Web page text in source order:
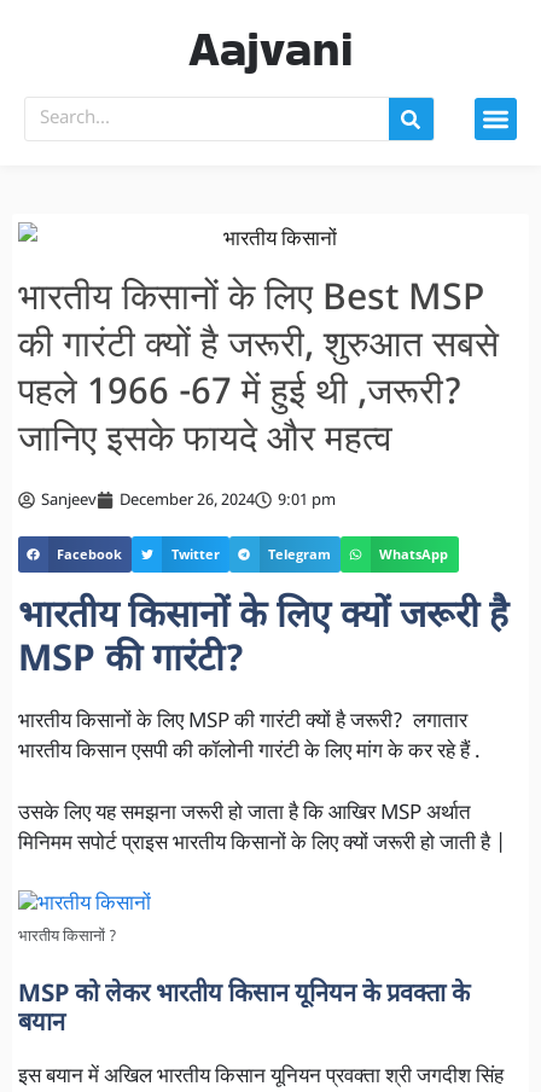
Aajvani
भारतीय किसानों के लिए Best MSP
की गारंटी क्यों है जरूरी, शुरुआत सबसे
पहले 1966 -67 में हुई थी ,जरूरी?
जानिए इसके फायदे और महत्व
Sanjeev December 26, 2024 9:01 pm
Facebook Twitter Telegram WhatsApp
भारतीय किसानों के लिए क्यों जरूरी है
MSP की गारंटी?
भारतीय किसानों के लिए MSP की गारंटी क्यों है जरूरी? लगातार
भारतीय किसान एसपी की कॉलोनी गारंटी के लिए मांग के कर रहे हैं .
उसके लिए यह समझना जरूरी हो जाता है कि आखिर MSP अर्थात
मिनिमम सपोर्ट प्राइस भारतीय किसानों के लिए क्यों जरूरी हो जाती है |
भारतीय किसानों ?
MSP को लेकर भारतीय किसान यूनियन के प्रवक्ता के
बयान
इस बयान में अखिल भारतीय किसान यूनियन प्रवक्ता श्री जगदीश सिंह